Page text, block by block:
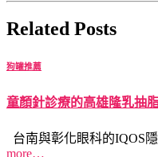
Related Posts
狗罐推薦
童顏針診療的高雄隆乳抽
台南與彰化眼科的IQOS
more…